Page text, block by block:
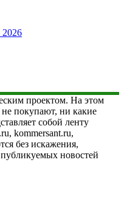
проектом. На этом
покупают, ни какие
собой ленту
kommersant.ru,
без искажения,
публикуемых новостей